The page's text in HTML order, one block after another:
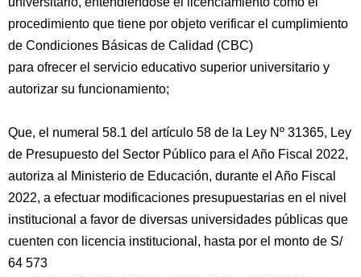
procedimiento que tiene por objeto verificar el cumplimiento
de Condiciones Básicas de Calidad (CBC)
para ofrecer el servicio educativo superior universitario y
autorizar su funcionamiento;
Que, el numeral 58.1 del artículo 58 de la Ley Nº 31365, Ley
de Presupuesto del Sector Público para el Año Fiscal 2022,
autoriza al Ministerio de Educación, durante el Año Fiscal
2022, a efectuar modificaciones presupuestarias en el nivel
institucional a favor de diversas universidades públicas que
cuenten con licencia institucional, hasta por el monto de S/
64 573